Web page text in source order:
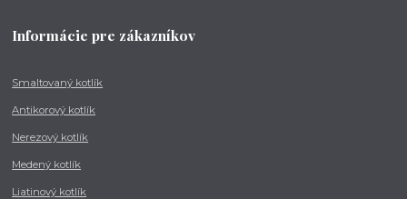
Informácie pre zákazníkov
Smaltovaný kotlík
Antikorový kotlík
Nerezový kotlík
Medený kotlík
Liatinový kotlík